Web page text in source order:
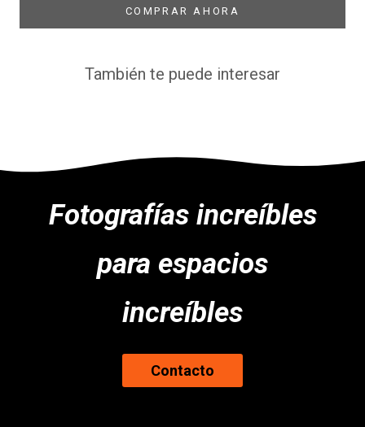
COMPRAR AHORA
También te puede interesar
Fotografías increíbles
para espacios
increíbles
Contacto